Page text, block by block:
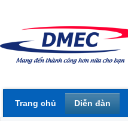
Trang chủ Diễn đàn